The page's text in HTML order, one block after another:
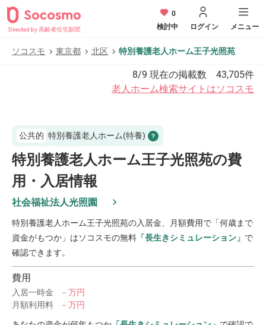
Directed by 高齢者住宅新聞
0
検討中
ログイン メニュー
ソコスモ 東京都 北区 特別養護老人ホーム王子光照苑
8/9 現在の掲載数 43,705件
老人ホーム検索サイトはソコスモ
公共的 特別養護老人ホーム(特養)
特別養護老人ホーム王子光照苑の費
用・入居情報
社会福祉法人光照園
特別養護老人ホーム王子光照苑の入居金、月額費用で「何歳まで
資金がもつか」はソコスモの無料 「長生きシミュレーション」 で
確認できます。
費用
入居一時金
－万円
月額利用料
－万円